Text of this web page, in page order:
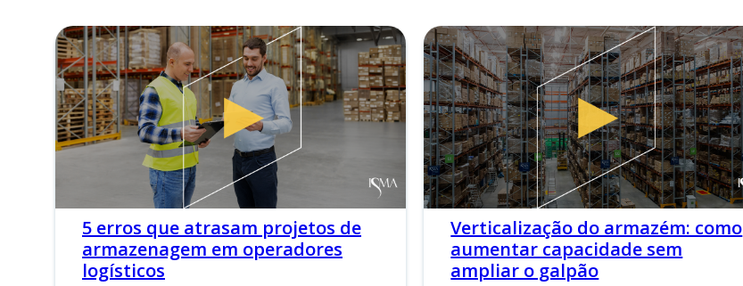
5 erros que atrasam projetos de
armazenagem em operadores
logísticos
Verticalização do armazém: como
aumentar capacidade sem
ampliar o galpão